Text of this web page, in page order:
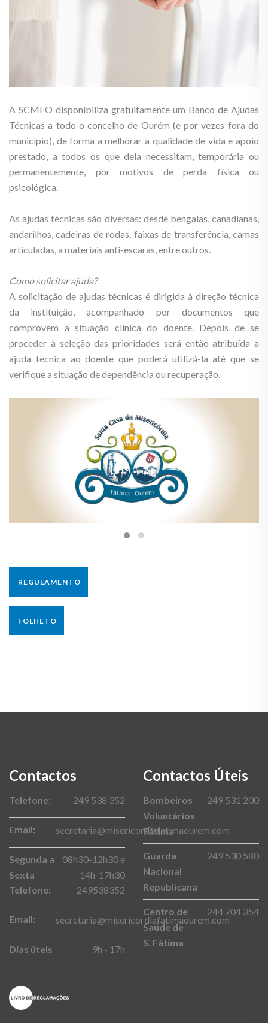
A SCMFO disponibiliza gratuitamente um Banco de Ajudas
Técnicas a todo o concelho de Ourém (e por vezes fora do
município), de forma a melhorar a qualidade de vida e apoio
prestado, a todos os que dela necessitam, temporária ou
permanentemente, por motivos de perda física ou
psicológica.
As ajudas técnicas são diversas: desde bengalas, canadianas,
andarilhos, cadeiras de rodas, faixas de transferência, camas
articuladas, a materiais anti-escaras, entre outros.
Como solicitar ajuda?
A solicitação de ajudas técnicas é dirigida à direção técnica
da instituição, acompanhado por documentos que
comprovem a situação clínica do doente. Depois de se
proceder à seleção das prioridades será então atribuída a
ajuda técnica ao doente que poderá utilizá-la até que se
verifique a situação de dependência ou recuperação.
REGULAMENTO
FOLHETO
Contactos
Telefone: 249 538 352
Email: secretaria@misericordiafatimaourem.com
Segunda a
Sexta
08h30-12h30 e
14h-17h30
Telefone:
249538352
Email: secretaria@misericordiafatimaourem.com
Dias úteis 9h - 17h
Contactos Úteis
Bombeiros
Voluntários
Fátima
249 531 200
Guarda
Nacional
Republicana
249 530 580
Centro de
Saúde de
S. Fátima
244 704 354